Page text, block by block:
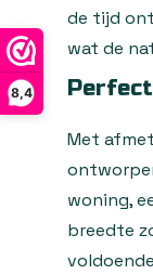
8,4
de tijd
wat de
Met
woning,
breedte